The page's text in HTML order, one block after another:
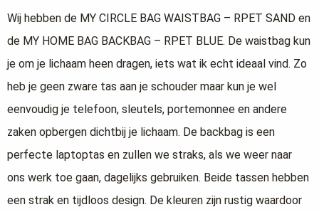
Wij hebben de MY CIRCLE BAG WAISTBAG – RPET SAND en
de MY HOME BAG BACKBAG – RPET BLUE. De waistbag kun
je om je lichaam heen dragen, iets wat ik echt ideaal vind. Zo
heb je geen zware tas aan je schouder maar kun je wel
eenvoudig je telefoon, sleutels, portemonnee en andere
zaken opbergen dichtbij je lichaam. De backbag is een
perfecte laptoptas en zullen we straks, als we weer naar
ons werk toe gaan, dagelijks gebruiken. Beide tassen hebben
een strak en tijdloos design. De kleuren zijn rustig waardoor